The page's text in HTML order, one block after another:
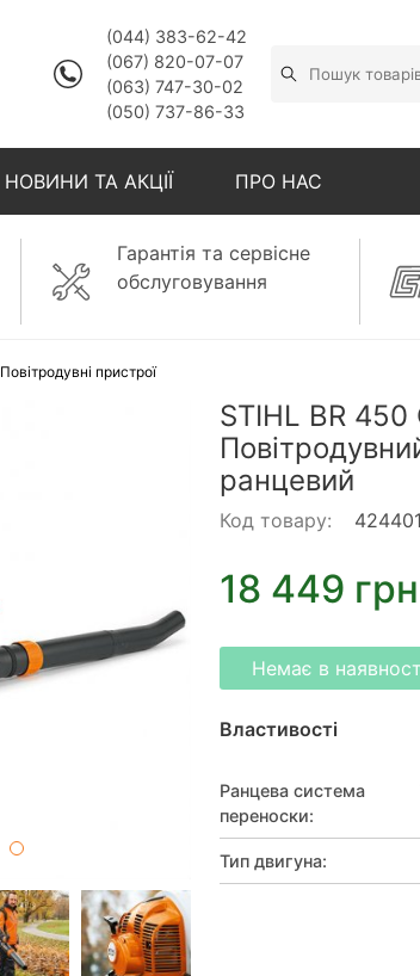
(044) 383-62-42
(067) 820-07-07
(063) 747-30-02
(050) 737-86-33
НОВИНИ ТА АКЦІЇ ПРО НАС
Гарантія та сервісне
обслуговування
Повітродувні пристрої
STIHL BR 450
ранцевий
Код товару:
18 449 грн
Немає в
Властивості
Ранцева система
переноски:
Тип двигуна: